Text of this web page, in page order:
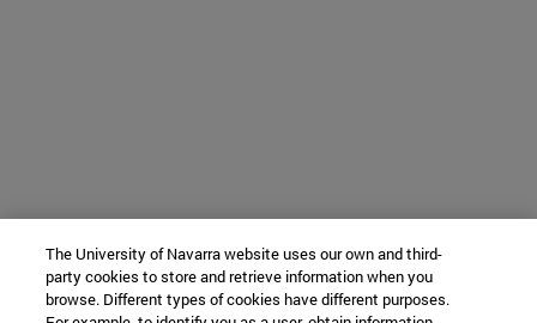
The University of Navarra website uses our own and third-
party cookies to store and retrieve information when you
browse. Different types of cookies have different purposes.